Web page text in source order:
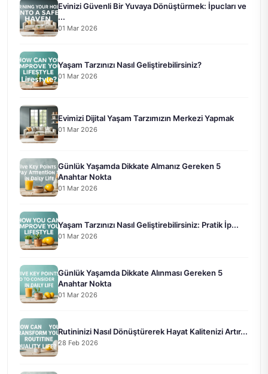
Evinizi Güvenli Bir Yuvaya Dönüştürmek: İpucları ve
...
01 Mar 2026
Yaşam Tarzınızı Nasıl Geliştirebilirsiniz?
01 Mar 2026
Evimizi Dijital Yaşam Tarzımızın Merkezi Yapmak
01 Mar 2026
Günlük Yaşamda Dikkate Almanız Gereken 5
Anahtar Nokta
01 Mar 2026
Yaşam Tarzınızı Nasıl Geliştirebilirsiniz: Pratik İp...
01 Mar 2026
Günlük Yaşamda Dikkate Alınması Gereken 5
Anahtar Nokta
01 Mar 2026
Rutininizi Nasıl Dönüştürerek Hayat Kalitenizi Artır...
28 Feb 2026